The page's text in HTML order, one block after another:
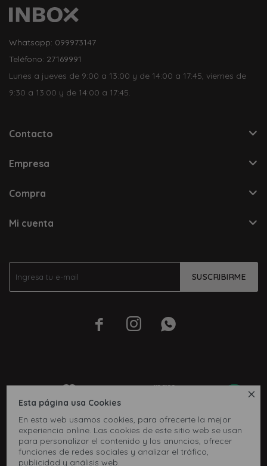

Esta página usa Cookies
En esta web usamos cookies, para ofrecerte la mejor
experiencia online. Las cookies de este sitio web se usan
para personalizar el contenido y los anuncios, ofrecer
funciones de redes sociales y analizar el tráfico,
publicidad y análisis web.
SUSCRIBIRME
  
Whatsapp: 099973147
Teléfono: 27169991
Lunes a jueves de 9:00 a 13:00 y de 14:00 a 17:45, viernes de
9:30 a 13:00 y de 14:00 a 17:45.
Contacto
Empresa
Compra
Mi cuenta